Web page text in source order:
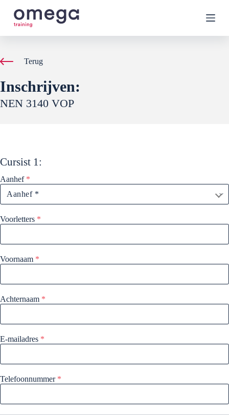
G
a
d
i
n
h
Terug
Inschrijven:
NEN 3140 VOP
Cursist 1:
Aanhef *
Voorletters *
Voornaam *
Achternaam *
E-mailadres *
Telefoonnummer *